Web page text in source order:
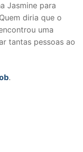
Jasmine para
diria que o
uma
tantas pessoas ao
.